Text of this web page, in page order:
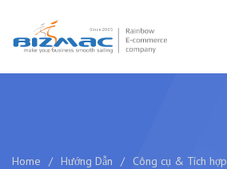
Home / Hướng Dẫn / Công cụ & Tích hợp